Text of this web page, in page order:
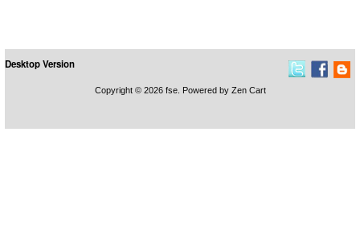
Desktop Version
Copyright © 2026 fse. Powered by Zen Cart